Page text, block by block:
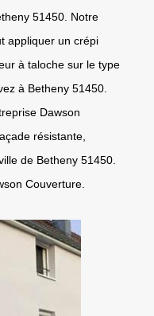
51450. Notre
appliquer un crépi
à taloche sur le type
à Betheny 51450.
Dawson
résistante,
de Betheny 51450.
Couverture.